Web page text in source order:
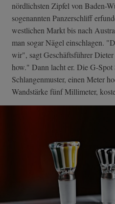
nördlichsten Zipfel von Baden-
sogenannten Panzerschliff
westlichen Markt bis nach
man sogar Nägel einschlagen.
wir", sagt Geschäftsführer
how." Dann lacht er. Die G-
Schlangenmuster, einen Meter
Wandstärke fünf Millimeter,